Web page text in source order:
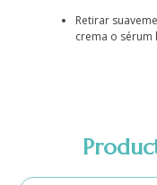
Retirar
crema o sérum